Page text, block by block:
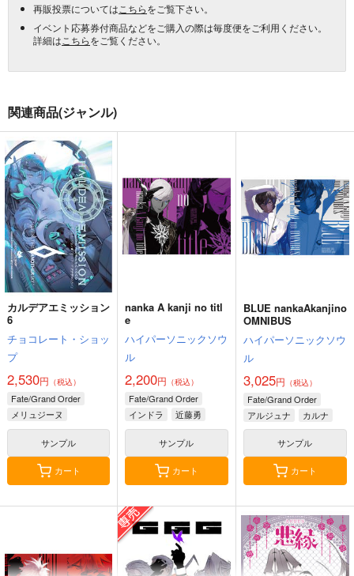
再販投票については こちらをご覧下さい。
イベント応募券付商品などをご購入の際は毎度便をご利用ください。
詳細は こちらをご覧ください。
関連商品(ジャンル)
カルデアエミッション
6
チョコレート・ショッ
プ
2,530円 （税込）
Fate/Grand Order
メリュジーヌ
サンプル
カート
nanka A kanji no titl
e
ハイパーソニックソウ
ル
2,200円 （税込）
Fate/Grand Order
インドラ
近藤勇
サンプル
カート
BLUE nankaAkanjino
OMNIBUS
ハイパーソニックソウ
ル
3,025円 （税込）
Fate/Grand Order
アルジュナ
カルナ
サンプル
カート